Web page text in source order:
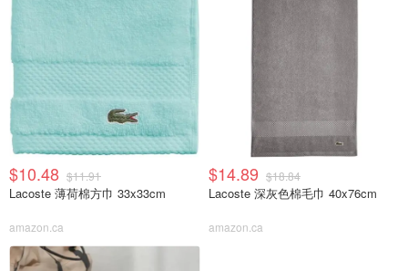
$10.48 $11.91
Lacoste 薄荷棉方巾 33x33cm
amazon.ca
$14.89 $18.84
Lacoste 深灰色棉毛巾 40x76cm
amazon.ca